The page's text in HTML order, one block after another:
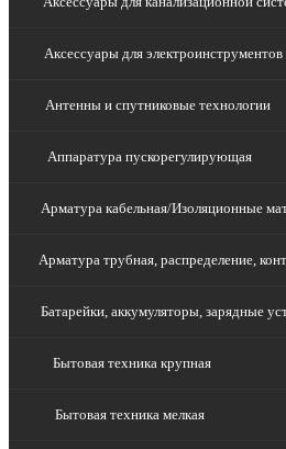
Аксессуары для электроинструментов
Антенны и спутниковые технологии
Аппаратура пускорегулирующая
Арматура кабельная/Изоляционные
Арматура трубная, распределение,
Батарейки, аккумуляторы, зарядные
Бытовая техника крупная
Бытовая техника мелкая